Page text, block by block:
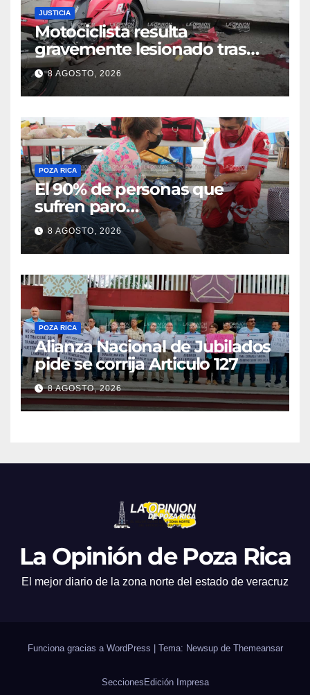
JUSTICIA
Motociclista resulta
gravemente lesionado tras
choque en la colonia Ricardo
Flores Magón
8 AGOSTO, 2026
POZA RICA
El 90% de personas que
sufren paro
cardiorrespiratorio mueren
8 AGOSTO, 2026
POZA RICA
Alianza Nacional de Jubilados
pide se corrija Articulo 127
8 AGOSTO, 2026
La Opinión de Poza Rica
El mejor diario de la zona norte del estado de veracruz
Funciona gracias a WordPress Tema: Newsup de Themeansar
SeccionesEdición Impresa